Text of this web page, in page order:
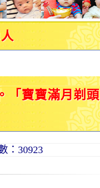
「寶寶滿月剃頭
：30923